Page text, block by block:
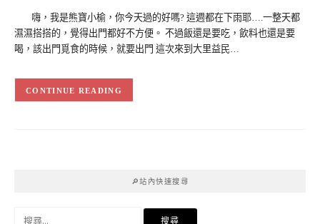
嗨，我是熊寶小榆，你今天過的好嗎? 這週都在下雨耶….一整天都
濕濕搭搭的，覺得出門都好不方便。 不過飯還是要吃，飲料也還是要
喝，該出門覓食的時候，就要出門 這次來到大里益民…
CONTINUE READING
🔎站內快速搜尋